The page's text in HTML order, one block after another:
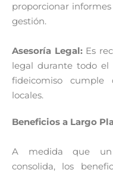
proporcionar
gestión.
Asesoría Legal:Es
legal durante todo el
fideicomiso cumple
locales.
Beneficios a Largo
A medida que un
consolida, los